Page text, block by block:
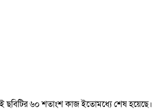
ছবিটির ৬০ শতাংশ কাজ ইতোমধ্যে শেষ হয়েছে।